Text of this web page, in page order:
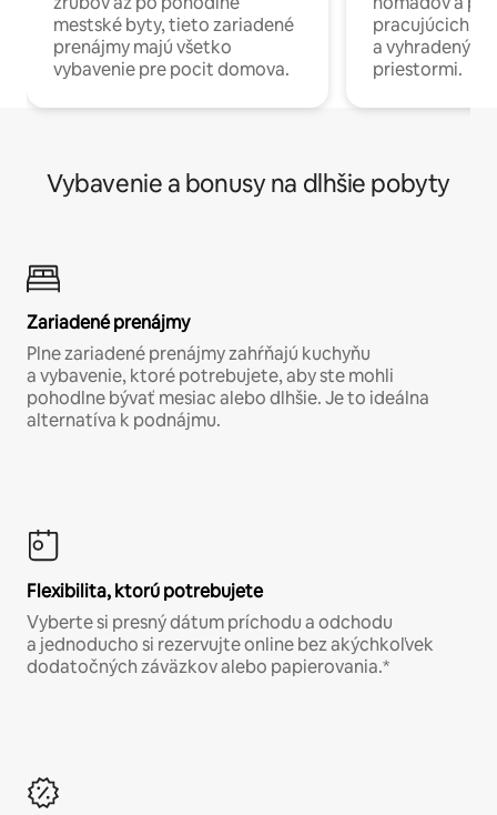
mestské byty, tieto zariadené
prenájmy majú všetko
vybavenie pre pocit domova.
pracujúcich
a
priestormi.
Vybavenie a bonusy na dlhšie pobyty
Zariadené prenájmy
Plne zariadené prenájmy zahŕňajú kuchyňu
a vybavenie, ktoré potrebujete, aby ste mohli
pohodlne bývať mesiac alebo dlhšie. Je to ideálna
alternatíva k podnájmu.
Flexibilita, ktorú potrebujete
Vyberte si presný dátum príchodu a odchodu
a jednoducho si rezervujte online bez akýchkoľvek
dodatočných záväzkov alebo papierovania.*